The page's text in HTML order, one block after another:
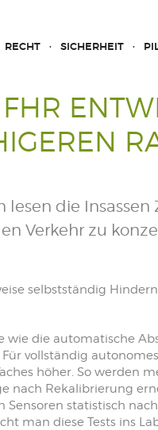
RECHT SICHERHEIT
lesen die
Verkehr zu
selbstständig
wie die automatische
vollständig
höher. So werden
nach Rekalibrierung
Sensoren statistisch
man diese Tests ins